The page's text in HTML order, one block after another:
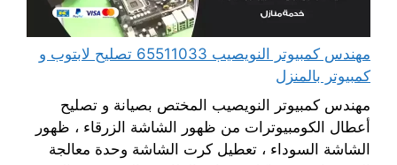
مهندس كمبيوتر النويصيب 65511033 تصليح لابتوب و
كمبيوتر بالمنزل
مهندس كمبيوتر النويصيب المختص بصيانة و تصليح
أعطال الكومبيوترات من ظهور الشاشة الزرقاء ، ظهور
الشاشة السوداء ، تعطيل كرت الشاشة وحدة معالجة